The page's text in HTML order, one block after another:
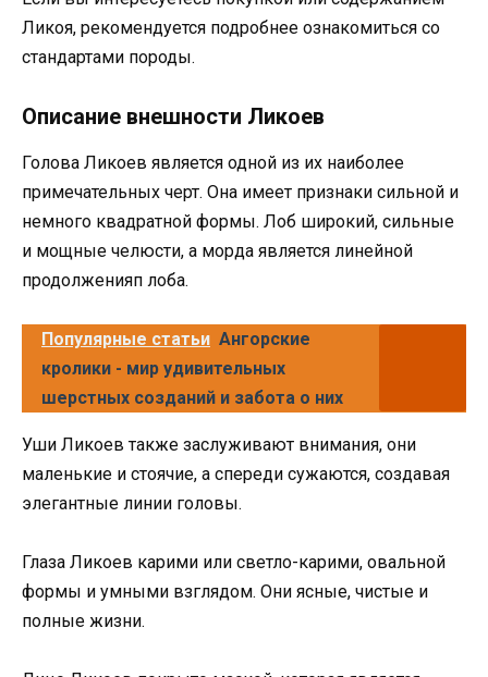
Ликоя, рекомендуется подробнее ознакомиться со
стандартами породы.
Описание внешности Ликоев
Голова Ликоев является одной из их наиболее
примечательных черт. Она имеет признаки сильной и
немного квадратной формы. Лоб широкий, сильные
и мощные челюсти, а морда является линейной
продолженияп лоба.
Популярные статьи Ангорские
кролики - мир удивительных
шерстных созданий и забота о них
Уши Ликоев также заслуживают внимания, они
маленькие и стоячие, а спереди сужаются, создавая
элегантные линии головы.
Глаза Ликоев карими или светло-карими, овальной
формы и умными взглядом. Они ясные, чистые и
полные жизни.